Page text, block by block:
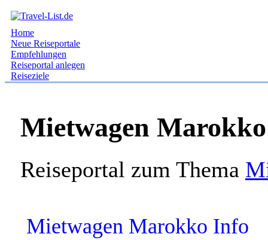
Home
Neue Reiseportale
Empfehlungen
Reiseportal anlegen
Reiseziele
Mietwagen
Reiseportal zum Thema
Mietwagen Marokko Info